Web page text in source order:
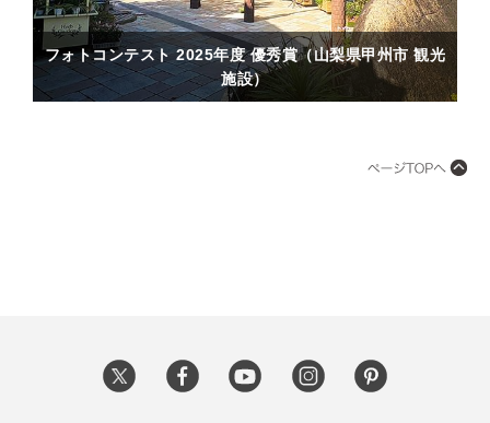
フォトコンテスト 2025年度 優秀賞（山梨県甲州市 観光
施設）